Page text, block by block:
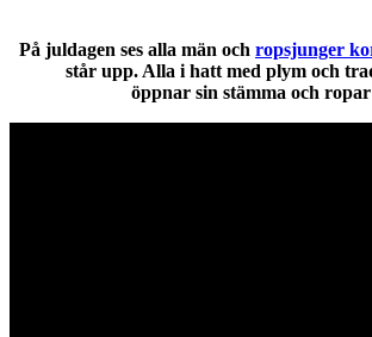
På juldagen ses alla män och ropsjunger
står upp. Alla i hatt med plym och
öppnar sin stämma och